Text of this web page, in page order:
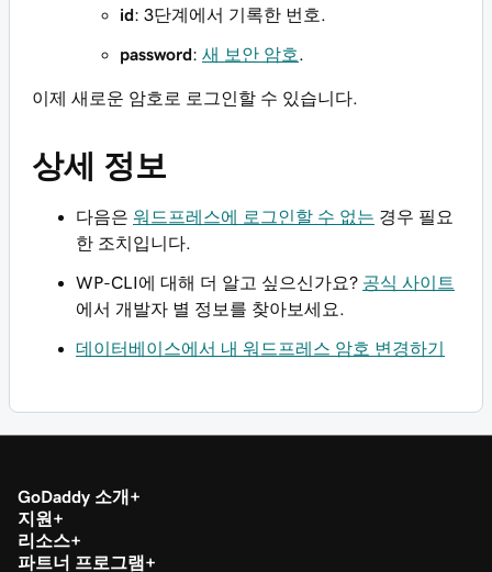
id: 3단계에서 기록한 번호.
password: 새 보안 암호
이제 새로운 암호로 로그인할 수 있습니다.
상세 정보
다음은 워드프레스에 로그인할 수 없는 경우 필요
한 조치입니다.
WP-CLI에 대해 더 알고 싶으신가요? 공식 사이트
에서 개발자 별 정보를 찾아보세요.
데이터베이스에서 내 워드프레스 암호 변경하기
GoDaddy 소개
지원
리소스
파트너 프로그램